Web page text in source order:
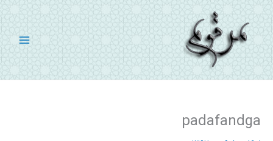
پرش
به
محتوا
padafandga